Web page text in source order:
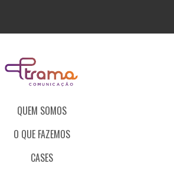
QUEM SOMOS
O QUE FAZEMOS
CASES